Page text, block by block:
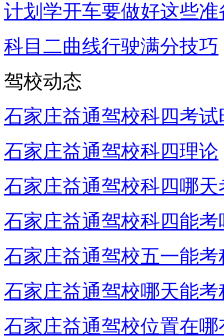
计划学开车要做好这些准
科目二曲线行驶满分技巧
驾校动态
石家庄益通驾校科四考试
石家庄益通驾校科四理论
石家庄益通驾校科四哪天
石家庄益通驾校科四能考
石家庄益通驾校五一能考
石家庄益通驾校哪天能考
石家庄益通驾校位置在